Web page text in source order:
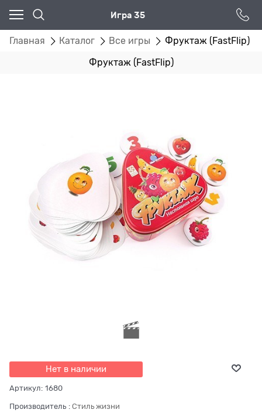
Игра 35
Главная Каталог Все игры Фруктаж (FastFlip)
Фруктаж (FastFlip)
Нет в наличии
Артикул: 1680
Производитель : Стиль жизни